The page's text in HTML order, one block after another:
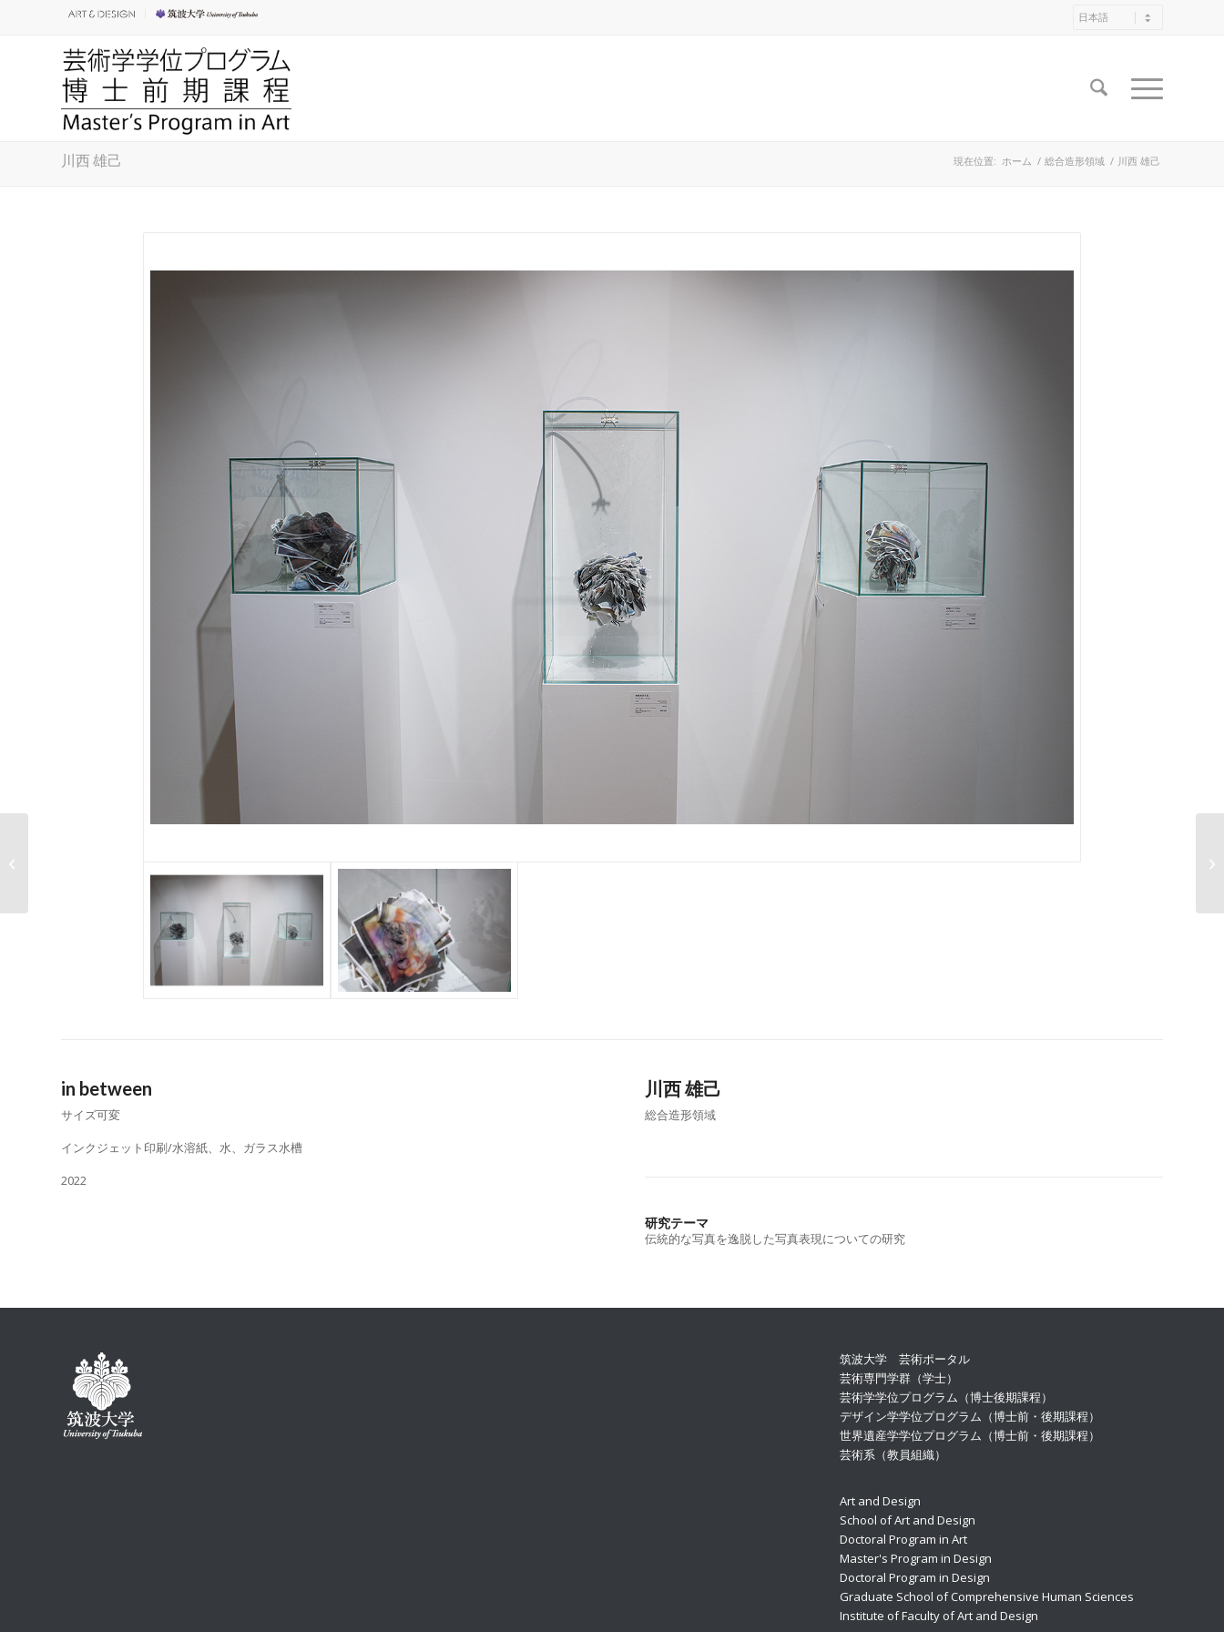
川西 雄己 現在位置: ホーム / 総合造形領域 / 川西 雄己
in between
サイズ可変
インクジェット印刷/水溶紙、水、ガラス水槽
2022
川西 雄己
総合造形領域
研究テーマ
伝統的な写真を逸脱した写真表現についての研究
筑波大学 芸術ポータル
芸術専門学群（学士）
芸術学学位プログラム（博士後期課程）
デザイン学学位プログラム（博士前・後期課程）
世界遺産学学位プログラム（博士前・後期課程）
芸術系（教員組織）
Art and Design
School of Art and Design
Doctoral Program in Art
Master's Program in Design
Doctoral Program in Design
Graduate School of Comprehensive Human Sciences
Institute of Faculty of Art and Design